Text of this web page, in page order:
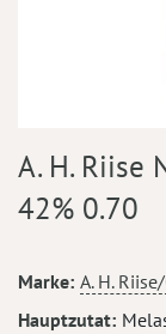
Anfang
der
Bildergalerie
A. H. Riise
42% 0.70
Mehr
Informationen
Marke A. H.
Hauptzutat